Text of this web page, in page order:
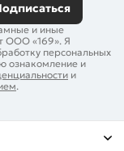
и иные
ООО «169». Я
персональных
ознакомление и
и
.